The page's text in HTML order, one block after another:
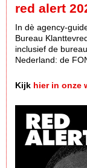
red alert
In dè agency-
Bureau
inclusief de
Nederland: de
Kijk hier in onze